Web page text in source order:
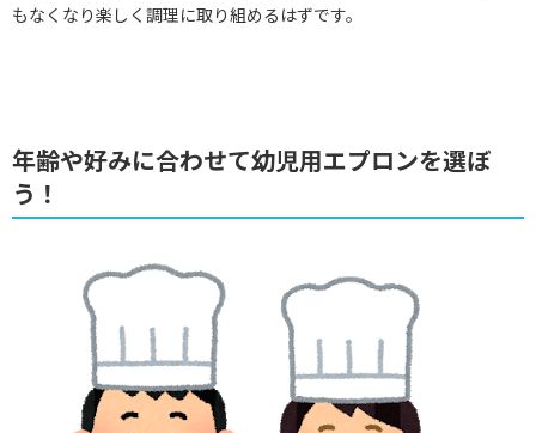
もなくなり楽しく調理に取り組めるはずです。
年齢や好みに合わせて幼児用エプロンを選ぼ
う！